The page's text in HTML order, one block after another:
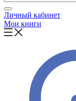
Личный кабинет
Мои книги